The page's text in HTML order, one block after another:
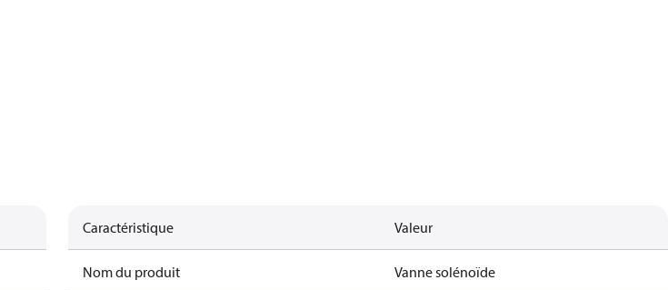
Caractéristique Valeur
Nom du produit Vanne solénoïde